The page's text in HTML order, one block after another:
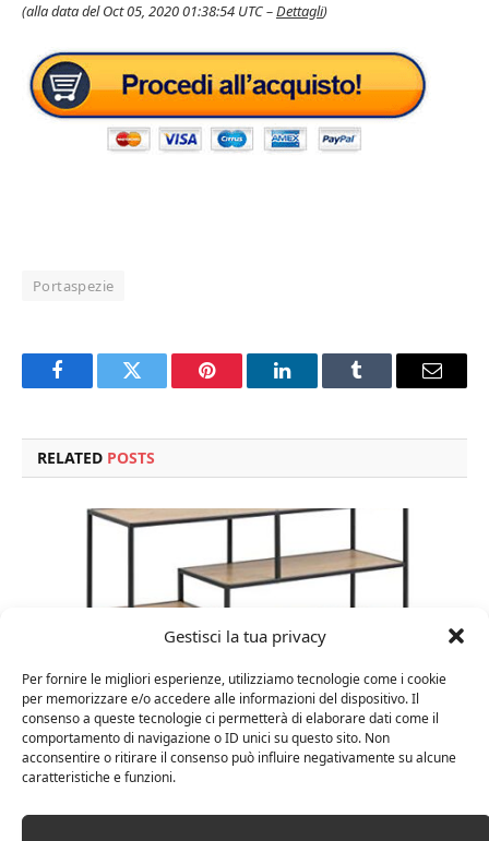
Gestisci la tua privacy
Per fornire le migliori esperienze, utilizziamo tecnologie come i cookie
per memorizzare e/o accedere alle informazioni del dispositivo. Il
consenso a queste tecnologie ci permetterà di elaborare dati come il
comportamento di navigazione o ID unici su questo sito. Non
acconsentire o ritirare il consenso può influire negativamente su alcune
caratteristiche e funzioni.
(alla data del Oct 05, 2020 01:38:54 UTC –Dettagli)
Portaspezie
FacebookTwitter Pinterest LinkedInTumblr Email
RELATED POSTS
Amazon Basics Martin – Libreria, 35 x 114 x 78 cm
marchio Movian)